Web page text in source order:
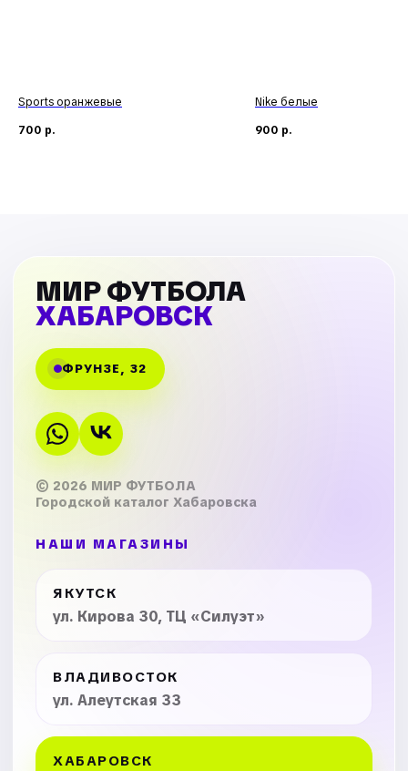
Sports оранжевые
700 р.
Nike белые
900 р.
МИР ФУТБОЛА
ХАБАРОВСК
ФРУНЗЕ, 32
© 2026 МИР ФУТБОЛА
Городской каталог Хабаровска
НАШИ МАГАЗИНЫ
ЯКУТСК
ул. Кирова 30, ТЦ «Силуэт»
ВЛАДИВОСТОК
ул. Алеутская 33
ХАБАРОВСК